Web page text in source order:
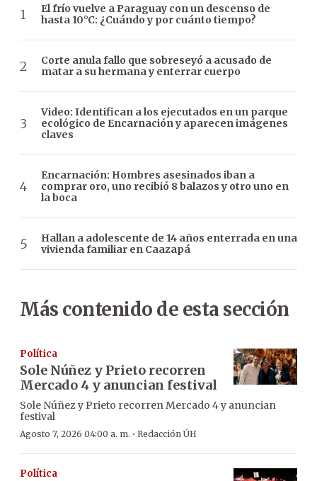
El frío vuelve a Paraguay con un descenso de
hasta 10°C: ¿Cuándo y por cuánto tiempo?
Corte anula fallo que sobreseyó a acusado de
matar a su hermana y enterrar cuerpo
Video: Identifican a los ejecutados en un parque
ecológico de Encarnación y aparecen imágenes
claves
Encarnación: Hombres asesinados iban a
comprar oro, uno recibió 8 balazos y otro uno en
la boca
Hallan a adolescente de 14 años enterrada en una
vivienda familiar en Caazapá
Más contenido de esta sección
Política
Sole Núñez y Prieto recorren
Mercado 4 y anuncian festival
Sole Núñez y Prieto recorren Mercado 4 y anuncian
festival
Agosto 7, 2026 04:00 a. m. · Redacción ÚH
Política